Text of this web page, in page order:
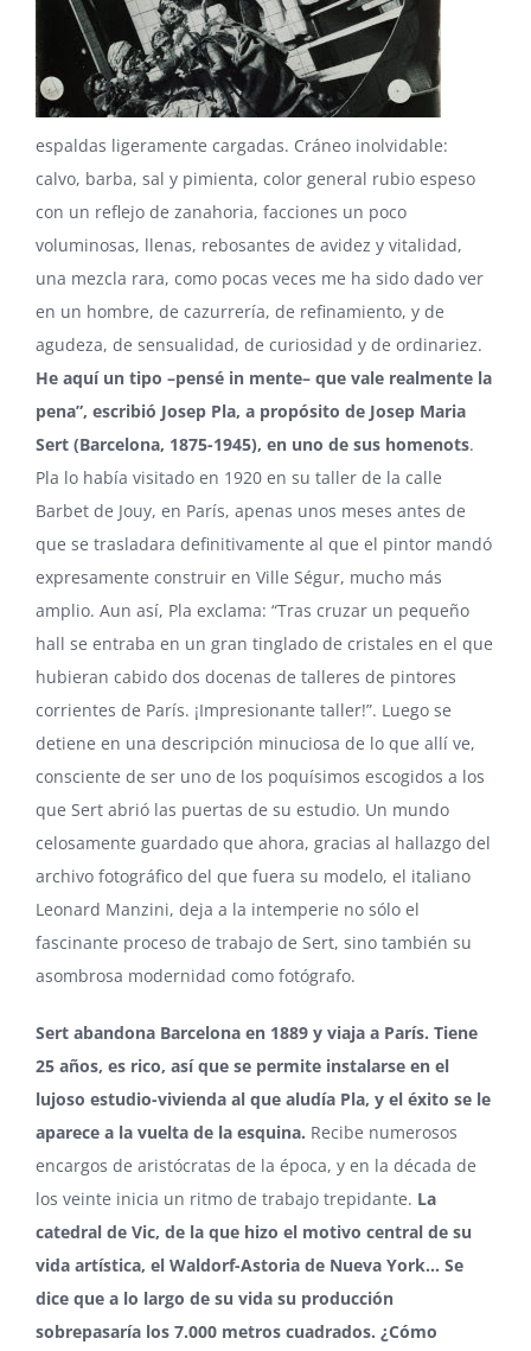
espaldas ligeramente cargadas. Cráneo inolvidable:
calvo, barba, sal y pimienta, color general rubio espeso
con un reflejo de zanahoria, facciones un poco
voluminosas, llenas, rebosantes de avidez y vitalidad,
una mezcla rara, como pocas veces me ha sido dado ver
en un hombre, de cazurrería, de refinamiento, y de
agudeza, de sensualidad, de curiosidad y de ordinariez.
He aquí un tipo –pensé in mente– que vale realmente la
pena”, escribió Josep Pla, a propósito de Josep Maria
Sert (Barcelona, 1875-1945), en uno de sus homenots.
Pla lo había visitado en 1920 en su taller de la calle
Barbet de Jouy, en París, apenas unos meses antes de
que se trasladara definitivamente al que el pintor mandó
expresamente construir en Ville Ségur, mucho más
amplio. Aun así, Pla exclama: “Tras cruzar un pequeño
hall se entraba en un gran tinglado de cristales en el que
hubieran cabido dos docenas de talleres de pintores
corrientes de París. ¡Impresionante taller!”. Luego se
detiene en una descripción minuciosa de lo que allí ve,
consciente de ser uno de los poquísimos escogidos a los
que Sert abrió las puertas de su estudio. Un mundo
celosamente guardado que ahora, gracias al hallazgo del
archivo fotográfico del que fuera su modelo, el italiano
Leonard Manzini, deja a la intemperie no sólo el
fascinante proceso de trabajo de Sert, sino también su
asombrosa modernidad como fotógrafo.
Sert abandona Barcelona en 1889 y viaja a París. Tiene
25 años, es rico, así que se permite instalarse en el
lujoso estudio-vivienda al que aludía Pla, y el éxito se le
aparece a la vuelta de la esquina. Recibe numerosos
encargos de aristócratas de la época, y en la década de
los veinte inicia un ritmo de trabajo trepidante. La
catedral de Vic, de la que hizo el motivo central de su
vida artística, el Waldorf-Astoria de Nueva York… Se
dice que a lo largo de su vida su producción
sobrepasaría los 7.000 metros cuadrados. ¿Cómo